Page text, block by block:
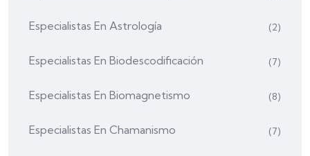
Especialistas En Astrología (2)
Especialistas En Biodescodificación (7)
Especialistas En Biomagnetismo (8)
Especialistas En Chamanismo (7)